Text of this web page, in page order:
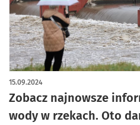
Zobacz najnowsze
wody w rzekach. Oto
15.09.2024
artykuł z galerią zdjęć